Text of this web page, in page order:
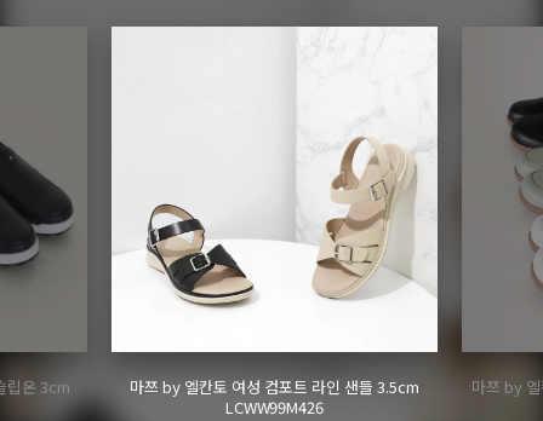
들 3.5cm
마쯔 by 엘칸토 여성 펀칭디테일 케이지 오픈 슈
즈 2.5cm LCWC93M613
마쯔 by